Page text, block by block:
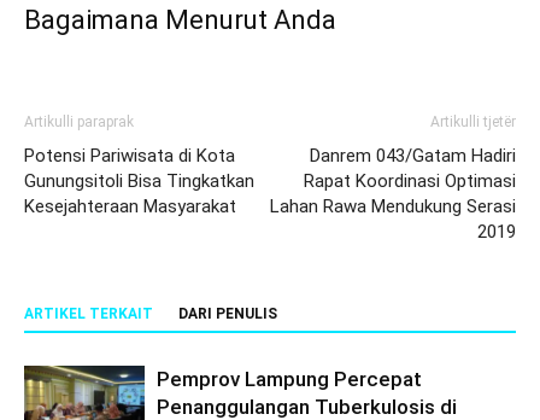
Bagaimana Menurut Anda
Artikulli paraprak
Potensi Pariwisata di Kota
Gunungsitoli Bisa Tingkatkan
Kesejahteraan Masyarakat
Artikulli tjetër
Danrem 043/Gatam Hadiri
Rapat Koordinasi Optimasi
Lahan Rawa Mendukung Serasi
2019
ARTIKEL TERKAIT DARI PENULIS
Pemprov Lampung Percepat
Penanggulangan Tuberkulosis di